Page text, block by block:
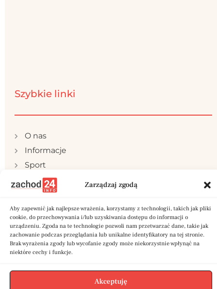
Zarządzaj zgodą
Aby zapewnić jak najlepsze wrażenia, korzystamy z technologii, takich jak pliki
cookie, do przechowywania i/lub uzyskiwania dostępu do informacji o
urządzeniu. Zgoda na te technologie pozwoli nam przetwarzać dane, takie jak
zachowanie podczas przeglądania lub unikalne identyfikatory na tej stronie.
Brak wyrażenia zgody lub wycofanie zgody może niekorzystnie wpłynąć na
niektóre cechy i funkcje.
Akceptuję
Szybkie linki
O nas
Informacje
Sport
Publicystyka
Samorząd
Polityka prywatności
Reklama
Kontakt